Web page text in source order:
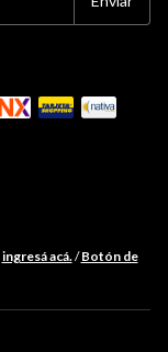
ingresá acá. / Botón de